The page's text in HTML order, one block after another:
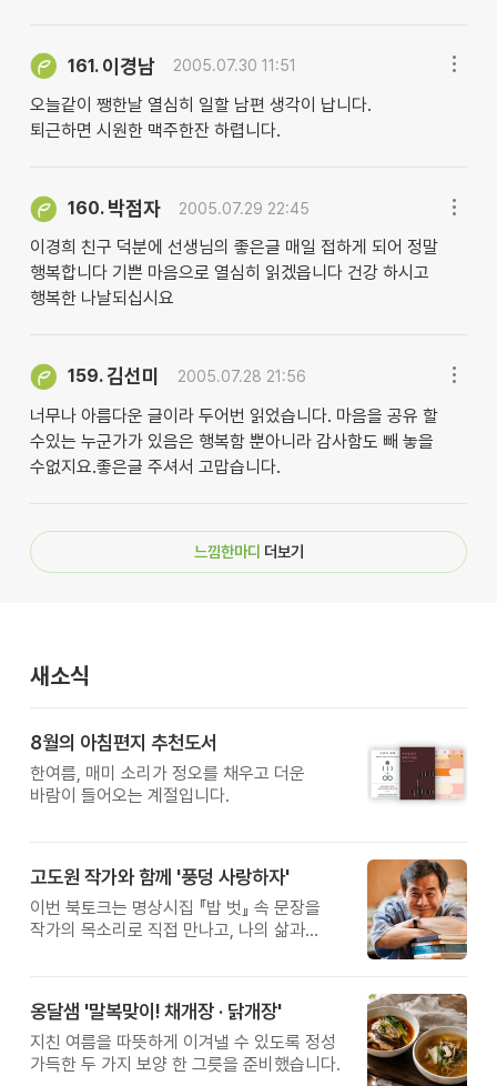
161. 이경남 2005.07.30 11:51
오늘같이 쨍한날 열심히 일할 남편 생각이 납니다.
퇴근하면 시원한 맥주한잔 하렵니다.
160. 박점자 2005.07.29 22:45
이경희 친구 덕분에 선생님의 좋은글 매일 접하게 되어 정말
행복합니다 기쁜 마음으로 열심히 읽겠읍니다 건강 하시고
행복한 나날되십시요
159.김선미 2005.07.28 21:56
너무나 아름다운 글이라 두어번 읽었습니다. 마음을 공유 할
수있는 누군가가 있음은 행복함 뿐아니라 감사함도 빼 놓을
수없지요.좋은글 주셔서 고맙습니다.
느낌한마디 더보기
새소식
8월의 아침편지 추천도서
한여름, 매미 소리가 정오를 채우고 더운
바람이 들어오는 계절입니다.
고도원 작가와 함께 '풍덩 사랑하자'
이번 북토크는 명상시집 『밥 벗』 속 문장을
작가의 목소리로 직접 만나고, 나의 삶과
옹달샘 '말복맞이! 채개장 · 닭개장'
지친 여름을 따뜻하게 이겨낼 수 있도록 정성
가득한 두 가지 보양 한 그릇을 준비했습니다.